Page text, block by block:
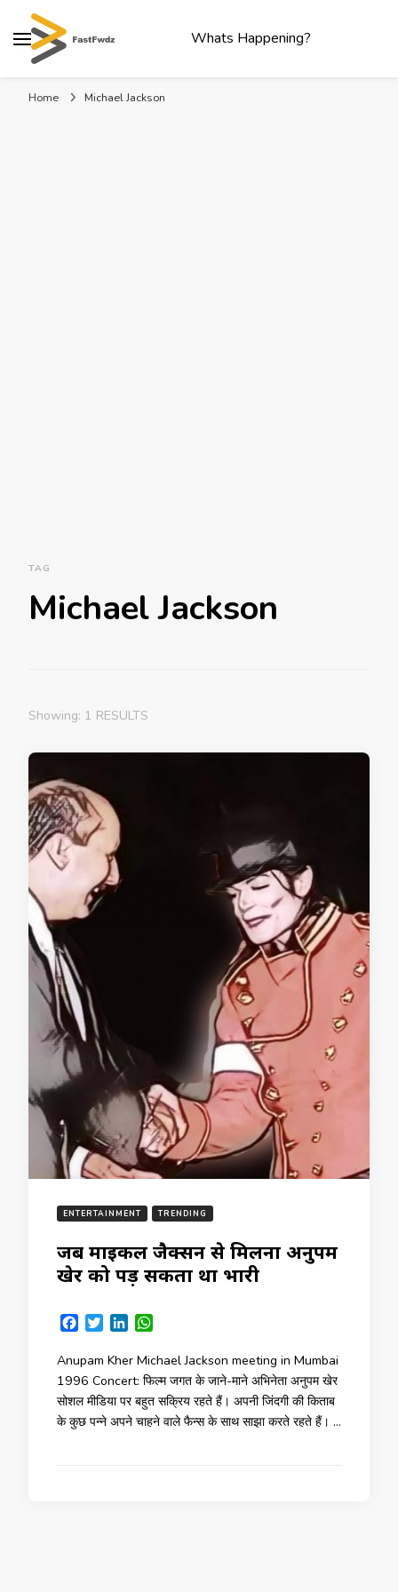
Whats Happening?
Home Michael Jackson
TAG
Michael Jackson
Showing: 1 RESULTS
ENTERTAINMENT TRENDING
जब माइकल जैक्सन से मिलना अनुपम
खेर को पड़ सकता था भारी
Facebook
TwitterLinkedIn
Anupam Kher Michael Jackson meeting in Mumbai
1996 Concert: फिल्म जगत के जाने-माने अभिनेता अनुपम खेर
सोशल मीडिया पर बहुत सक्रिय रहते हैं। अपनी जिंदगी की किताब
के कुछ पन्ने अपने चाहने वाले फैन्स के साथ साझा करते रहते हैं। …